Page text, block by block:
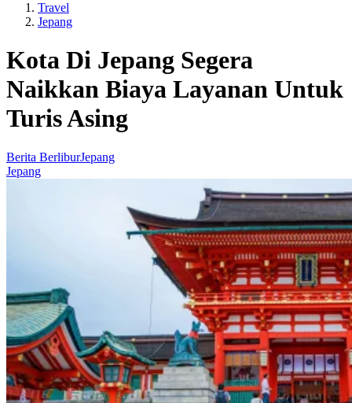
Travel
Jepang
Kota Di Jepang Segera
Naikkan Biaya Layanan Untuk
Turis Asing
Berita BerliburJepang
Jepang